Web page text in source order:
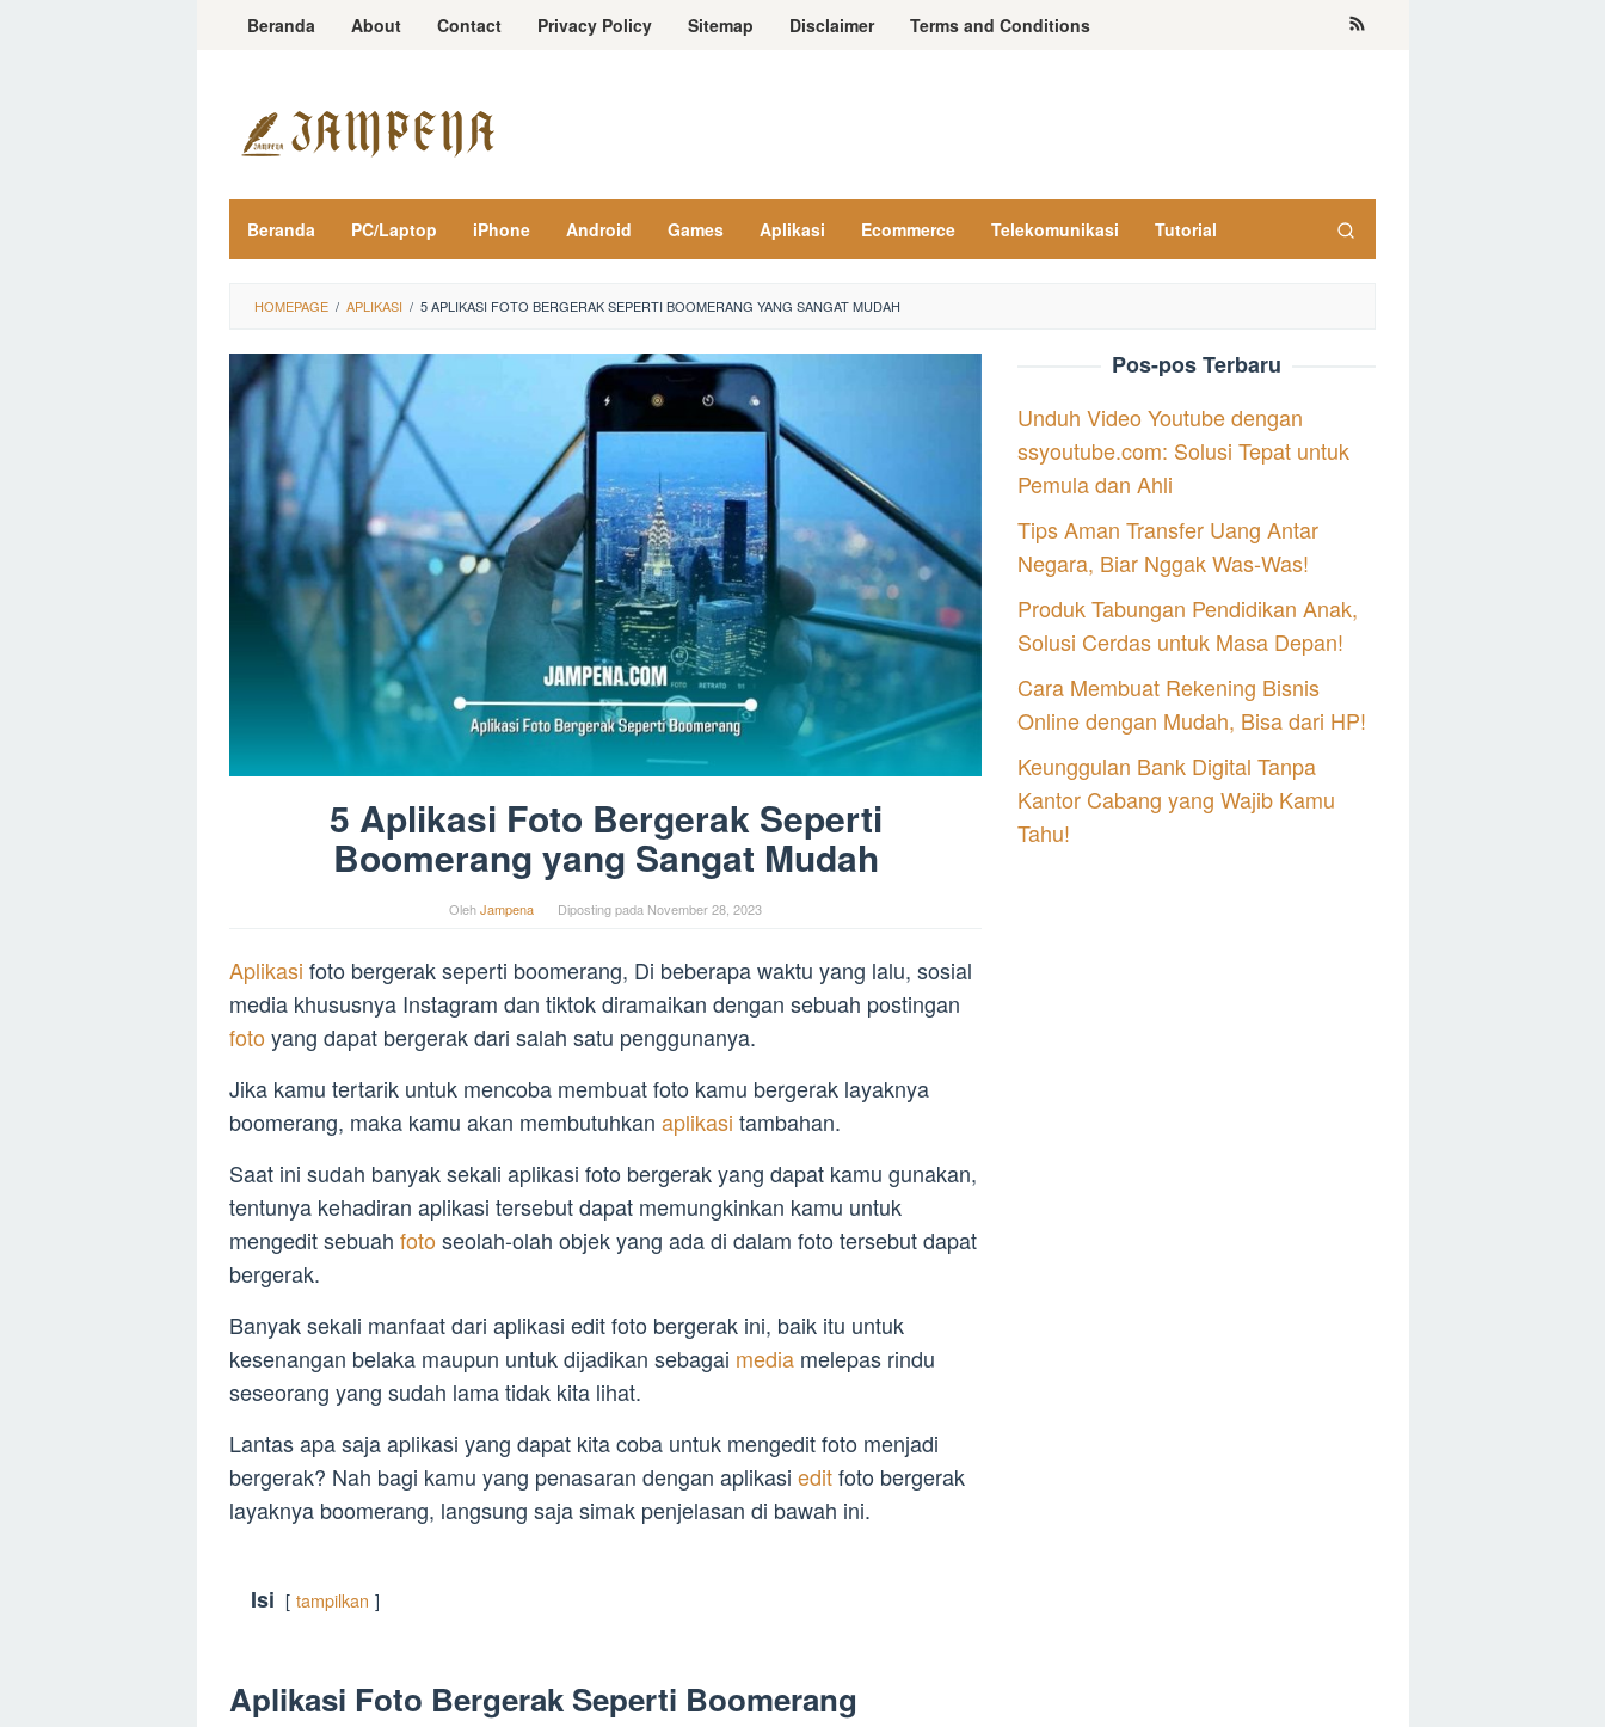
LoncatBeranda About Contact Privacy Policy Sitemap Disclaimer Terms and Conditions
Beranda PC/Laptop iPhone Android Games Aplikasi Ecommerce Telekomunikasi Tutorial
HOMEPAGE / APLIKASI / 5 APLIKASI FOTO BERGERAK SEPERTI BOOMERANG YANG SANGAT MUDAH
5 Aplikasi Foto Bergerak Seperti
Boomerang yang Sangat Mudah
OlehJampena Diposting pada November 28, 2023
Aplikasi foto bergerak seperti boomerang, Di beberapa waktu yang lalu, sosial
media khususnya Instagram dan tiktok diramaikan dengan sebuah postingan
foto yang dapat bergerak dari salah satu penggunanya.
Jika kamu tertarik untuk mencoba membuat foto kamu bergerak layaknya
boomerang, maka kamu akan membutuhkan aplikasi tambahan.
Saat ini sudah banyak sekali aplikasi foto bergerak yang dapat kamu gunakan,
tentunya kehadiran aplikasi tersebut dapat memungkinkan kamu untuk
mengedit sebuah foto seolah-olah objek yang ada di dalam foto tersebut dapat
bergerak.
Banyak sekali manfaat dari aplikasi edit foto bergerak ini, baik itu untuk
kesenangan belaka maupun untuk dijadikan sebagai media melepas rindu
seseorang yang sudah lama tidak kita lihat.
Lantas apa saja aplikasi yang dapat kita coba untuk mengedit foto menjadi
bergerak? Nah bagi kamu yang penasaran dengan aplikasi editfoto bergerak
layaknya boomerang, langsung saja simak penjelasan di bawah ini.
Isi tampilkan
Aplikasi Foto Bergerak Seperti Boomerang
Pos-pos Terbaru
Unduh Video Youtube dengan
ssyoutube.com: Solusi Tepat untuk
Pemula dan Ahli
Tips Aman Transfer Uang Antar
Negara, Biar Nggak Was-Was!
Produk Tabungan Pendidikan Anak,
Solusi Cerdas untuk Masa Depan!
Cara Membuat Rekening Bisnis
Online dengan Mudah, Bisa dari HP!
Keunggulan Bank Digital Tanpa
Kantor Cabang yang Wajib Kamu
Tahu!